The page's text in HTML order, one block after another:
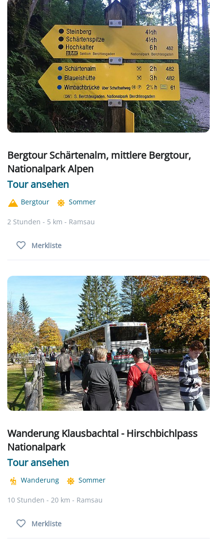
Bergtour Schärtenalm, mittlere Bergtour,
Nationalpark Alpen
Tour ansehen
Bergtour Sommer
2 Stunden - 5 km - Ramsau
Merkliste
Wanderung Klausbachtal - Hirschbichlpass
Nationalpark
Tour ansehen
Wanderung Sommer
10 Stunden - 20 km - Ramsau
Merkliste